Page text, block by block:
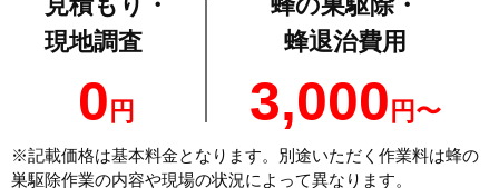
現地調査
0 円
蜂退治費用
3,000 円〜
※記載価格は基本料金となります。別途いただく作業料は蜂の
巣駆除作業の内容や現場の状況によって異なります。